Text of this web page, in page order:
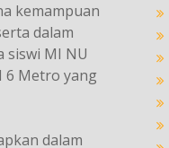
kemampuan
dalam
siswi MI NU
6 Metro yang
dalam